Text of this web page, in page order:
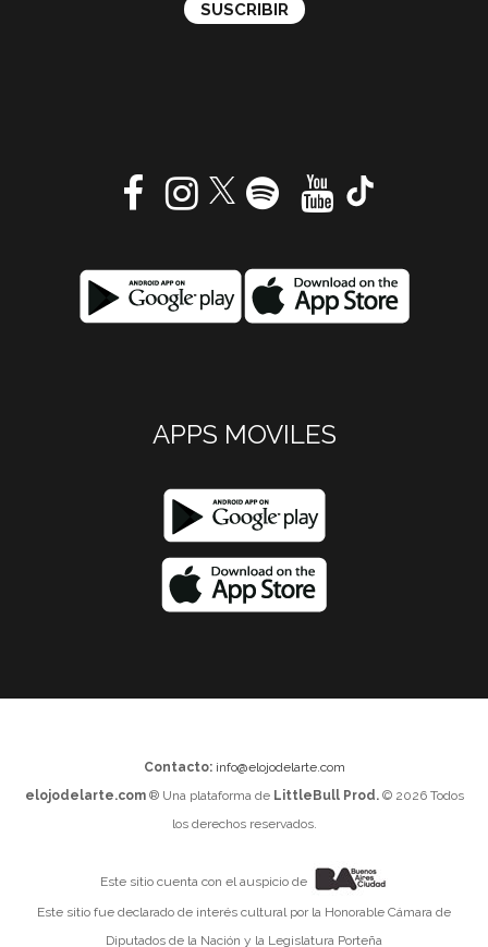
APPS MOVILES
Contacto: info@elojodelarte.com
elojodelarte.com® Una plataforma de LittleBull Prod.© 2026 Todos
los derechos reservados.
Este sitio cuenta con el auspicio de
Este sitio fue declarado de interés cultural por la Honorable Cámara de
Diputados de la Nación y la Legislatura Porteña